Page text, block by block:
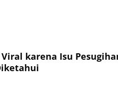
karena Isu